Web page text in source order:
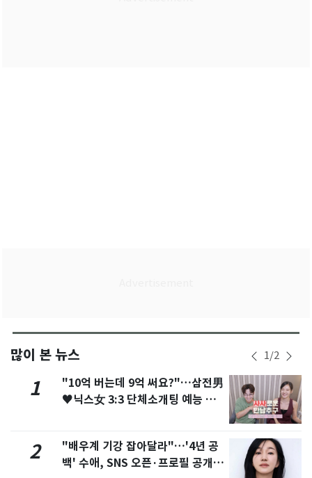
많이 본 뉴스 1/2
1
"10억 버는데 9억 써요?"…삼전男
♥닉스女 3:3 단체소개팅 예능 화
2
"배우계 기강 잡아달라"…'4년 공
백' 수애, SNS 오픈·프로필 공개